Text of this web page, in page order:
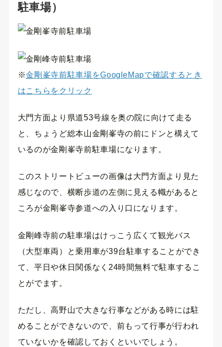
駐車場）
※金剛峯寺前駐車場をGoogleMapで確認するとき
はこちらをクリック
大門方面より県道53号線を奥の院に向けて走る
と、ちょうど総本山金剛峯寺の前にドンと構えて
いるのが金剛峯寺前駐車場になります。
このストリートビューの画像は大門方面より見た
感じなので、横断歩道の左側に見える幟があると
ころが金剛峯寺参道への入り口になります。
金剛峰寺前の駐車場はけっこう広くて観光バス
（大型車両）と乗用車が39台駐車することができ
て、平日や休日関係なく24時間無料で駐車するこ
とがでます。
ただし、高野山で大きな行事などがある時には駐
めることができないので、前もって行事が行われ
ていないかを確認しておくといいでしょう。